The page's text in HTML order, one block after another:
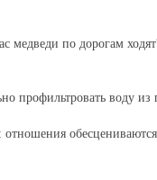
медведи по дорогам
профильтровать воду